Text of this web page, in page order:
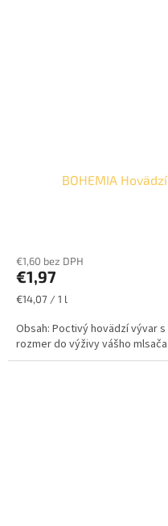
BOHEMIA
€1,60 bez DPH
€1,97
Jednotková
€14,07 / 1 l
Obsah: Poctivý hovädzí vývar
rozmer do výživy vášho